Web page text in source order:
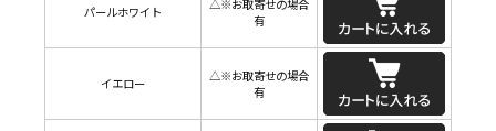
パールホワイト
△※お取寄せの場合
有
イエロー
△※お取寄せの場合
有